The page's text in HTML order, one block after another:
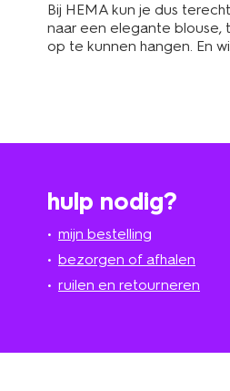
Bij HEMA kun je dus
naar een elegante blouse,
op te kunnen hangen. En
hulp nodig?
mijn bestelling
bezorgen of afhalen
ruilen en retourneren